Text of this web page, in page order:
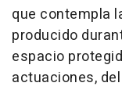
que contempla
producido
espacio
actuaciones,